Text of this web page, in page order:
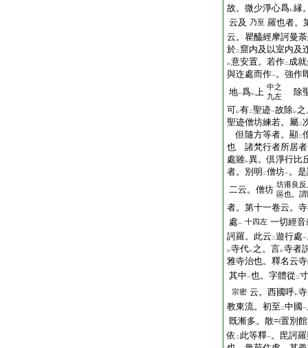
故。微少淨心爲レ縁
云及 乃至 羅也者。
云。瞿醯經摩訶曼
於二 窟内及以室内及
レ意安置。若作二 成
與迮處而作一。強作
地一爲レ上 中之
九左
除
可レ有二聖迹一故除レ之
聖迹僧坊練若。屬二
但隨方等者。顯二
也 諸梵行者所居者
處雖レ異。倶淨行比
者。別明 二僧坊一。
二云。僧坊 坊甫良
區也。
者。第十一卷云。
處一 十四左 一切經音
訶羅。此云 二遊行處一
レ寺代レ之。言レ寺者
雅寺治也。釋名云
其中一也。字體從 二
宗密 云。西國呼レ
教東流。初至 二中國 一
既漸多。散
置別館
依 二 此等釋一。毘訶